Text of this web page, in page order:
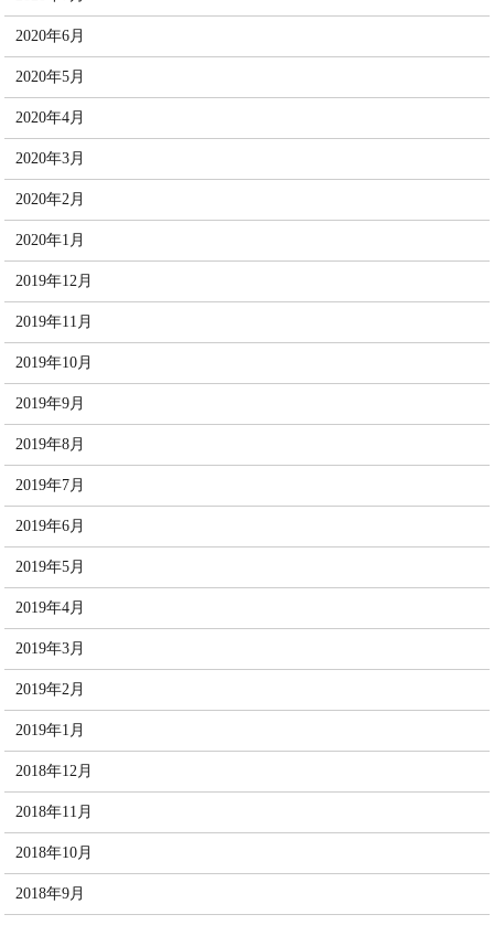
2020年6月
2020年5月
2020年4月
2020年3月
2020年2月
2020年1月
2019年12月
2019年11月
2019年10月
2019年9月
2019年8月
2019年7月
2019年6月
2019年5月
2019年4月
2019年3月
2019年2月
2019年1月
2018年12月
2018年11月
2018年10月
2018年9月